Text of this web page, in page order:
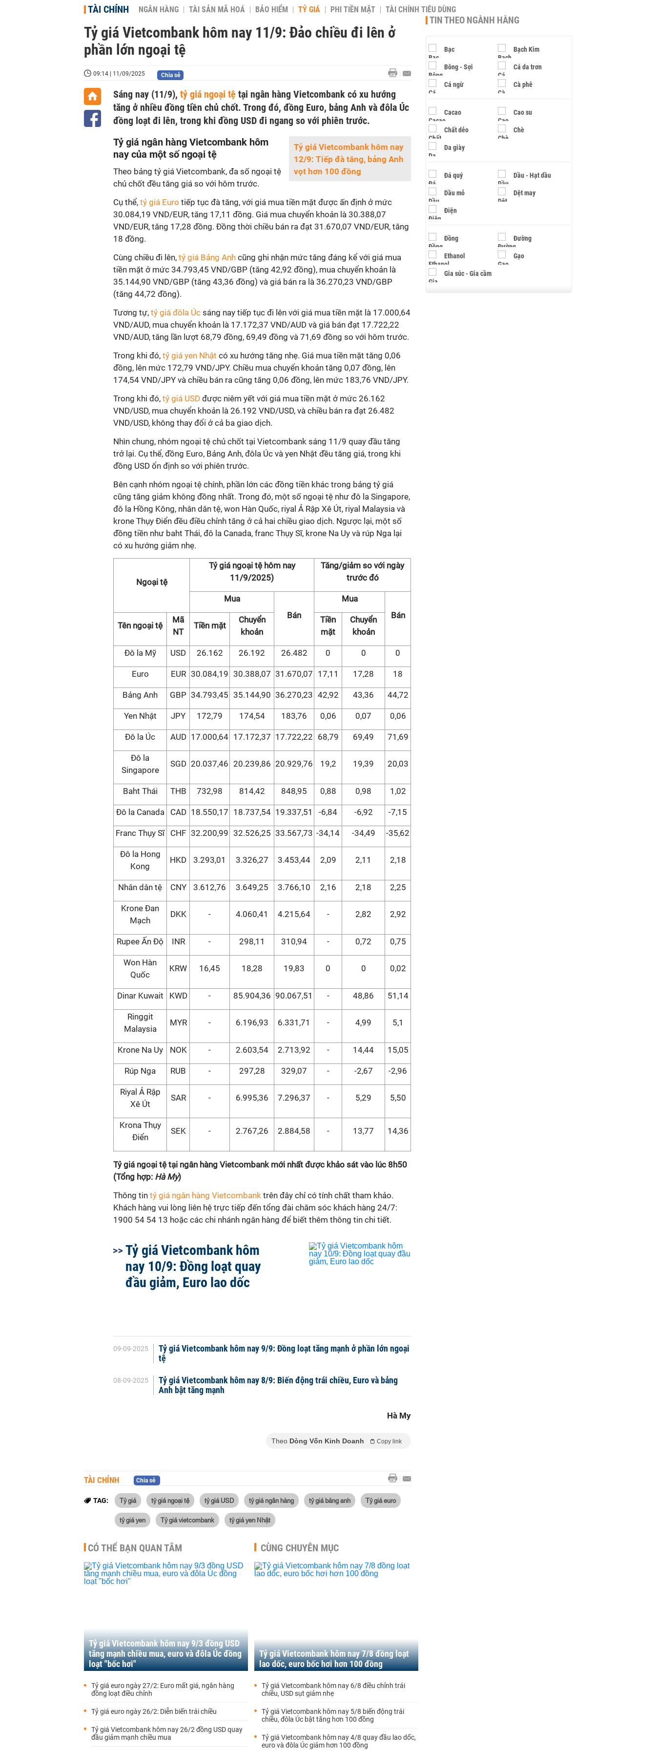
TÀI CHÍNH NGÂN HÀNG TÀI SẢN MÃ HOÁ BẢO HIỂM TỶ GIÁ PHI TIỀN MẶT TÀI CHÍNH TIÊU DÙNG
Tỷ giá Vietcombank hôm nay 11/9: Đảo chiều đi lên ở
phần lớn ngoại tệ
09:14 | 11/09/2025 Chia sẻ
Sáng nay (11/9), tỷ giá ngoại tệ tại ngân hàng Vietcombank có xu hướng
tăng ở nhiều đồng tiền chủ chốt. Trong đó, đồng Euro, bảng Anh và đôla Úc
đồng loạt đi lên, trong khi đồng USD đi ngang so với phiên trước.
Tỷ giá Vietcombank hôm nay
12/9: Tiếp đà tăng, bảng Anh
vọt hơn 100 đồng
Tỷ giá ngân hàng Vietcombank hôm
nay của một số ngoại tệ
Theo bảng tỷ giá Vietcombank, đa số ngoại tệ
chủ chốt đều tăng giá so với hôm trước.
Cụ thể, tỷ giá Euro tiếp tục đà tăng, với giá mua tiền mặt được ấn định ở mức
30.084,19 VND/EUR, tăng 17,11 đồng. Giá mua chuyển khoản là 30.388,07
VND/EUR, tăng 17,28 đồng. Đồng thời chiều bán ra đạt 31.670,07 VND/EUR, tăng
18 đồng.
Cùng chiều đi lên, tỷ giá Bảng Anh cũng ghi nhận mức tăng đáng kể với giá mua
tiền mặt ở mức 34.793,45 VND/GBP (tăng 42,92 đồng), mua chuyển khoản là
35.144,90 VND/GBP (tăng 43,36 đồng) và giá bán ra là 36.270,23 VND/GBP
(tăng 44,72 đồng).
Tương tự, tỷ giá đôla Úc sáng nay tiếp tục đi lên với giá mua tiền mặt là 17.000,64
VND/AUD, mua chuyển khoản là 17.172,37 VND/AUD và giá bán đạt 17.722,22
VND/AUD, tăng lần lượt 68,79 đồng, 69,49 đồng và 71,69 đồng so với hôm trước.
Trong khi đó, tỷ giá yen Nhật có xu hướng tăng nhẹ. Giá mua tiền mặt tăng 0,06
đồng, lên mức 172,79 VND/JPY. Chiều mua chuyển khoản tăng 0,07 đồng, lên
174,54 VND/JPY và chiều bán ra cũng tăng 0,06 đồng, lên mức 183,76 VND/JPY.
Trong khi đó, tỷ giá USD được niêm yết với giá mua tiền mặt ở mức 26.162
VND/USD, mua chuyển khoản là 26.192 VND/USD, và chiều bán ra đạt 26.482
VND/USD, không thay đổi ở cả ba giao dịch.
Nhìn chung, nhóm ngoại tệ chủ chốt tại Vietcombank sáng 11/9 quay đầu tăng
trở lại. Cụ thể, đồng Euro, Bảng Anh, đôla Úc và yen Nhật đều tăng giá, trong khi
đồng USD ổn định so với phiên trước.
Bên cạnh nhóm ngoại tệ chính, phần lớn các đồng tiền khác trong bảng tỷ giá
cũng tăng giảm không đồng nhất. Trong đó, một số ngoại tệ như đô la Singapore,
đô la Hồng Kông, nhân dân tệ, won Hàn Quốc, riyal Ả Rập Xê Út, riyal Malaysia và
krone Thụy Điển đều điều chỉnh tăng ở cả hai chiều giao dịch. Ngược lại, một số
đồng tiền như baht Thái, đô la Canada, franc Thụy Sĩ, krone Na Uy và rúp Nga lại
có xu hướng giảm nhẹ.
Ngoại tệ
Tỷ giá ngoại tệ hôm nay
11/9/2025)
Tăng/giảm so với ngày
trước đó
Mua
Bán
Mua
Bán
Tên ngoại tệ
Mã
NT
Tiền mặt
Chuyển
khoản
Tiền
mặt
Chuyển
khoản
Đô la Mỹ USD 26.162 26.192 26.482 0 0 0
Euro EUR 30.084,19 30.388,07 31.670,07 17,11 17,28 18
Bảng Anh GBP 34.793,45 35.144,90 36.270,23 42,92 43,36 44,72
Yen Nhật JPY 172,79 174,54 183,76 0,06 0,07 0,06
Đô la Úc AUD 17.000,64 17.172,37 17.722,22 68,79 69,49 71,69
Đô la
Singapore
SGD 20.037,46 20.239,86 20.929,76 19,2 19,39 20,03
Baht Thái THB 732,98 814,42 848,95 0,88 0,98 1,02
Đô la Canada CAD 18.550,17 18.737,54 19.337,51 -6,84 -6,92 -7,15
Franc Thụy Sĩ CHF 32.200,99 32.526,25 33.567,73 -34,14 -34,49 -35,62
Đô la Hong
Kong
HKD 3.293,01 3.326,27 3.453,44 2,09 2,11 2,18
Nhân dân tệ CNY 3.612,76 3.649,25 3.766,10 2,16 2,18 2,25
Krone Đan
Mạch
DKK - 4.060,41 4.215,64 - 2,82 2,92
Rupee Ấn Độ INR - 298,11 310,94 - 0,72 0,75
Won Hàn
Quốc
KRW 16,45 18,28 19,83 0 0 0,02
Dinar Kuwait KWD - 85.904,36 90.067,51 - 48,86 51,14
Ringgit
Malaysia
MYR - 6.196,93 6.331,71 - 4,99 5,1
Krone Na Uy NOK - 2.603,54 2.713,92 - 14,44 15,05
Rúp Nga RUB - 297,28 329,07 - -2,67 -2,96
Riyal Ả Rập
Xê Út
SAR - 6.995,36 7.296,37 - 5,29 5,50
Krona Thụy
Điển
SEK - 2.767,26 2.884,58 - 13,77 14,36
Tỷ giá ngoại tệ tại ngân hàng Vietcombank mới nhất được khảo sát vào lúc 8h50
(Tổng hợp: Hà My)
Thông tin tỷ giá ngân hàng Vietcombank trên đây chỉ có tính chất tham khảo.
Khách hàng vui lòng liên hệ trực tiếp đến tổng đài chăm sóc khách hàng 24/7:
1900 54 54 13 hoặc các chi nhánh ngân hàng để biết thêm thông tin chi tiết.
Tỷ giá Vietcombank hôm
nay 10/9: Đồng loạt quay
đầu giảm, Euro lao dốc
09-09-2025
Tỷ giá Vietcombank hôm nay 9/9: Đồng loạt tăng mạnh ở phần lớn ngoại
tệ
08-09-2025
Tỷ giá Vietcombank hôm nay 8/9: Biến động trái chiều, Euro và bảng
Anh bật tăng mạnh
Hà My
Theo Dòng Vốn Kinh Doanh Copy link
TÀI CHÍNH Chia sẻ
TAG: Tỷ giá tỷ giá ngoại tệ tỷ giá USD tỷ giá ngân hàng tỷ giá bảng anh Tỷ giá euro
tỷ giá yen Tỷ giá vietcombank tỷ giá yen Nhật
CÓ THỂ BẠN QUAN TÂM
Tỷ giá Vietcombank hôm nay 9/3 đồng USD
tăng mạnh chiều mua, euro và đôla Úc đồng
loạt "bốc hơi"
Tỷ giá euro ngày 27/2: Euro mất giá, ngân hàng
đồng loạt điều chỉnh
Tỷ giá euro ngày 26/2: Diễn biến trái chiều
Tỷ giá Vietcombank hôm nay 26/2 đồng USD quay
đầu giảm mạnh chiều mua
CÙNG CHUYÊN MỤC
Tỷ giá Vietcombank hôm nay 7/8 đồng loạt
lao dốc, euro bốc hơi hơn 100 đồng
Tỷ giá Vietcombank hôm nay 6/8 điều chỉnh trái
chiều, USD sụt giảm nhẹ
Tỷ giá Vietcombank hôm nay 5/8 biến động trái
chiều, đôla Úc bật tăng hơn 100 đồng
Tỷ giá Vietcombank hôm nay 4/8 quay đầu lao dốc,
euro và đôla Úc giảm hơn 100 đồng
TIN THEO NGÀNH HÀNG
Bạc Bạch Kim
Bông - Sợi Cá da trơn
Cá ngừ Cà phê
Cacao Cao su
Chất dẻo Chè
Da giày
Đá quý Dầu - Hạt dầu
Dầu mỏ Dệt may
Điện
Đồng Đường
Ethanol Gạo
Gia súc - Gia cầm